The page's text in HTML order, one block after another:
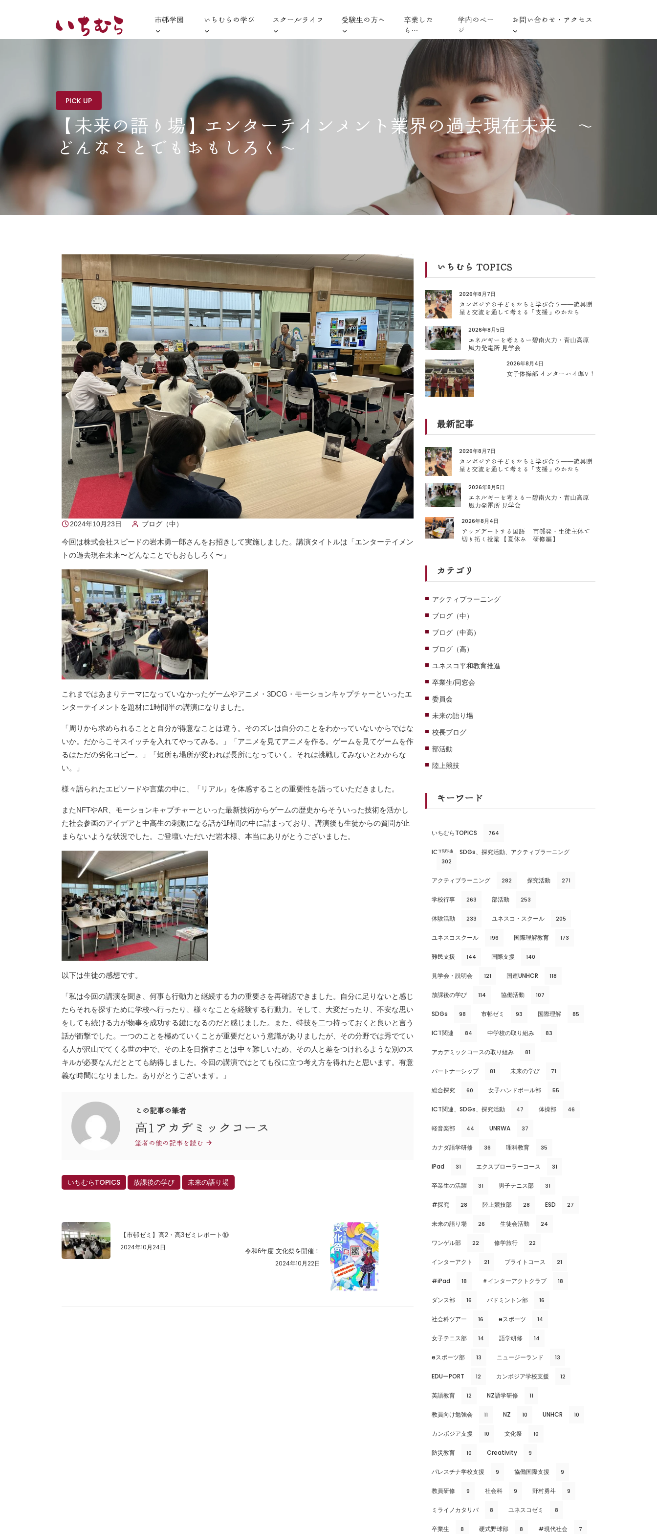
市邨学園 いちむらの学び スクールライフ 受験生の方へ
卒業した
ら…
学内のペー
ジ
お問い合わせ・アクセス
PICK UP
【未来の語り場】エンターテインメント業界の過去現在未来 〜
どんなことでもおもしろく〜
2024年10月23日 ブログ（中）
今回は株式会社スピードの岩木勇一郎さんをお招きして実施しました。 講演タイトルは「エンターテイメン
トの過去現在未来〜どんなことでもおもしろく〜」
これまではあまりテーマになっていなかったゲームやアニメ・3DCG・モーションキャプチャーといったエ
ンターテイメントを題材に1時間半の講演になりました。
「周りから求められることと自分が得意なことは違う。そのズレは自分のことをわかっていないからではな
いか。だからこそスイッチを入れてやってみる。」
「アニメを見てアニメを作る。ゲームを見てゲームを作
るはただの劣化コピー。」
「短所も場所が変われば長所になっていく。それは挑戦してみないとわからな
い。」
様々語られたエピソードや言葉の中に、「リアル」を体感することの重要性を語っていただきました。
またNFTやAR、モーションキャプチャーといった最新技術からゲームの歴史からそういった技術を活かし
た社会参画のアイデアと中高生の刺激になる話が1時間の中に詰まっており、講演後も生徒からの質問が止
まらないような状況でした。
ご登壇いただいだ岩木様、本当にありがとうございました。
以下は生徒の感想です。
「私は今回の講演を聞き、何事も行動力と継続する力の重要さを再確認できました。
自分に足りないと感じ
たらそれを探すために学校へ行ったり、様々なことを経験する行動力。そして、大変だったり、不安な思い
をしても続ける力が物事を成功する鍵になるのだと感じました。
また、特技を二つ持っておくと良いと言う
話が衝撃でした。一つのことを極めていくことが重要だという意識がありましたが、その分野では秀でてい
る人が沢山でてくる世の中で、その上を目指すことは中々難しいため、その人と差をつけれるような別のス
キルが必要なんだととても納得しました。今回の講演ではとても役に立つ考え方を得れたと思います。有意
義な時間になりました。ありがとうございます。」
この記事の筆者
高1アカデミックコース
筆者の他の記事を読む
いちむらTOPICS 放課後の学び 未来の語り場
【市邨ゼミ】高2・高3ゼミレポート⑩
2024年10月24日 令和6年度 文化祭を開催！
2024年10月22日
いちむら TOPICS
2026年8月7日
カンボジアの子どもたちと学び合う――遊具贈
呈と交流を通して考える「支援」のかたち
2026年8月5日
エネルギーを考えるー碧南火力・青山高原
風力発電所 見学会
2026年8月4日
女子体操部 インターハイ準V！
最新記事
2026年8月7日
カンボジアの子どもたちと学び合う――遊具贈
呈と交流を通して考える「支援」のかたち
2026年8月5日
エネルギーを考えるー碧南火力・青山高原
風力発電所 見学会
2026年8月4日
アップデートする国語 市邨発・生徒主体で
切り拓く授業 【夏休み 研修編】
カテゴリ
アクティブラーニング
ブログ（中）
ブログ（中高）
ブログ（高）
ユネスコ平和教育推進
卒業生/同窓会
委員会
未来の語り場
校長ブログ
部活動
陸上競技
キーワード
いちむらTOPICS 764
ICT関連、SDGs、探究活動、アクティブラーニング
302
アクティブラーニング 282 探究活動 271
学校行事 263 部活動 253
体験活動 233 ユネスコ・スクール 205
ユネスコスクール 196 国際理解教育 173
難民支援 144 国際支援 140
見学会・説明会 121 国連UNHCR 118
放課後の学び 114 協働活動 107
SDGs 98 市邨ゼミ 93 国際理解 85
ICT関連 84 中学校の取り組み 83
アカデミックコースの取り組み 81
パートナーシップ 81 未来の学び 71
総合探究 60 女子ハンドボール部 55
ICT関連、SDGs、探究活動 47 体操部 46
軽音楽部 44 UNRWA 37
カナダ語学研修 36 理科教育 35
iPad 31 エクスプローラーコース 31
卒業生の活躍 31 男子テニス部 31
#探究 28 陸上競技部 28 ESD 27
未来の語り場 26 生徒会活動 24
ワンゲル部 22 修学旅行 22
インターアクト 21 ブライトコース 21
#iPad 18 ＃インターアクトクラブ 18
ダンス部 16 バドミントン部 16
社会科ツアー 16 eスポーツ 14
女子テニス部 14 語学研修 14
eスポーツ部 13 ニュージーランド 13
EDUーPORT 12 カンボジア学校支援 12
英語教育 12 NZ語学研修 11
教員向け勉強会 11 NZ 10 UNHCR 10
カンボジア支援 10 文化祭 10
防災教育 10 Creativity 9
パレスチナ学校支援 9 協働国際支援 9
教員研修 9 社会科 9 野村勇斗 9
ミライノカタリバ 8 ユネスコゼミ 8
卒業生 8 硬式野球部 8 #現代社会 7